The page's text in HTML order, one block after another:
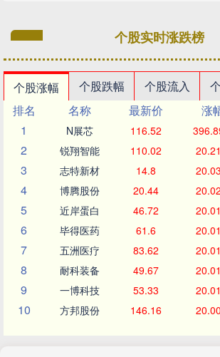
个股实时涨跌榜
个股涨幅 个股跌幅 个股流入
排名
名称 最新价 涨
1
N展芯 116.52
2 锐翔智能 110.02
3 志特新材 14.8
4 博腾股份 20.44
5 近岸蛋白 46.72
6 毕得医药 61.6
7 五洲医疗 83.62
8 耐科装备 49.67
9 一博科技 53.33
10 方邦股份 146.16